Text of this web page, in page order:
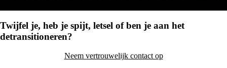
Twijfel je, heb je spijt, letsel of ben je aan het
detransitioneren?
Neem vertrouwelijk contact op